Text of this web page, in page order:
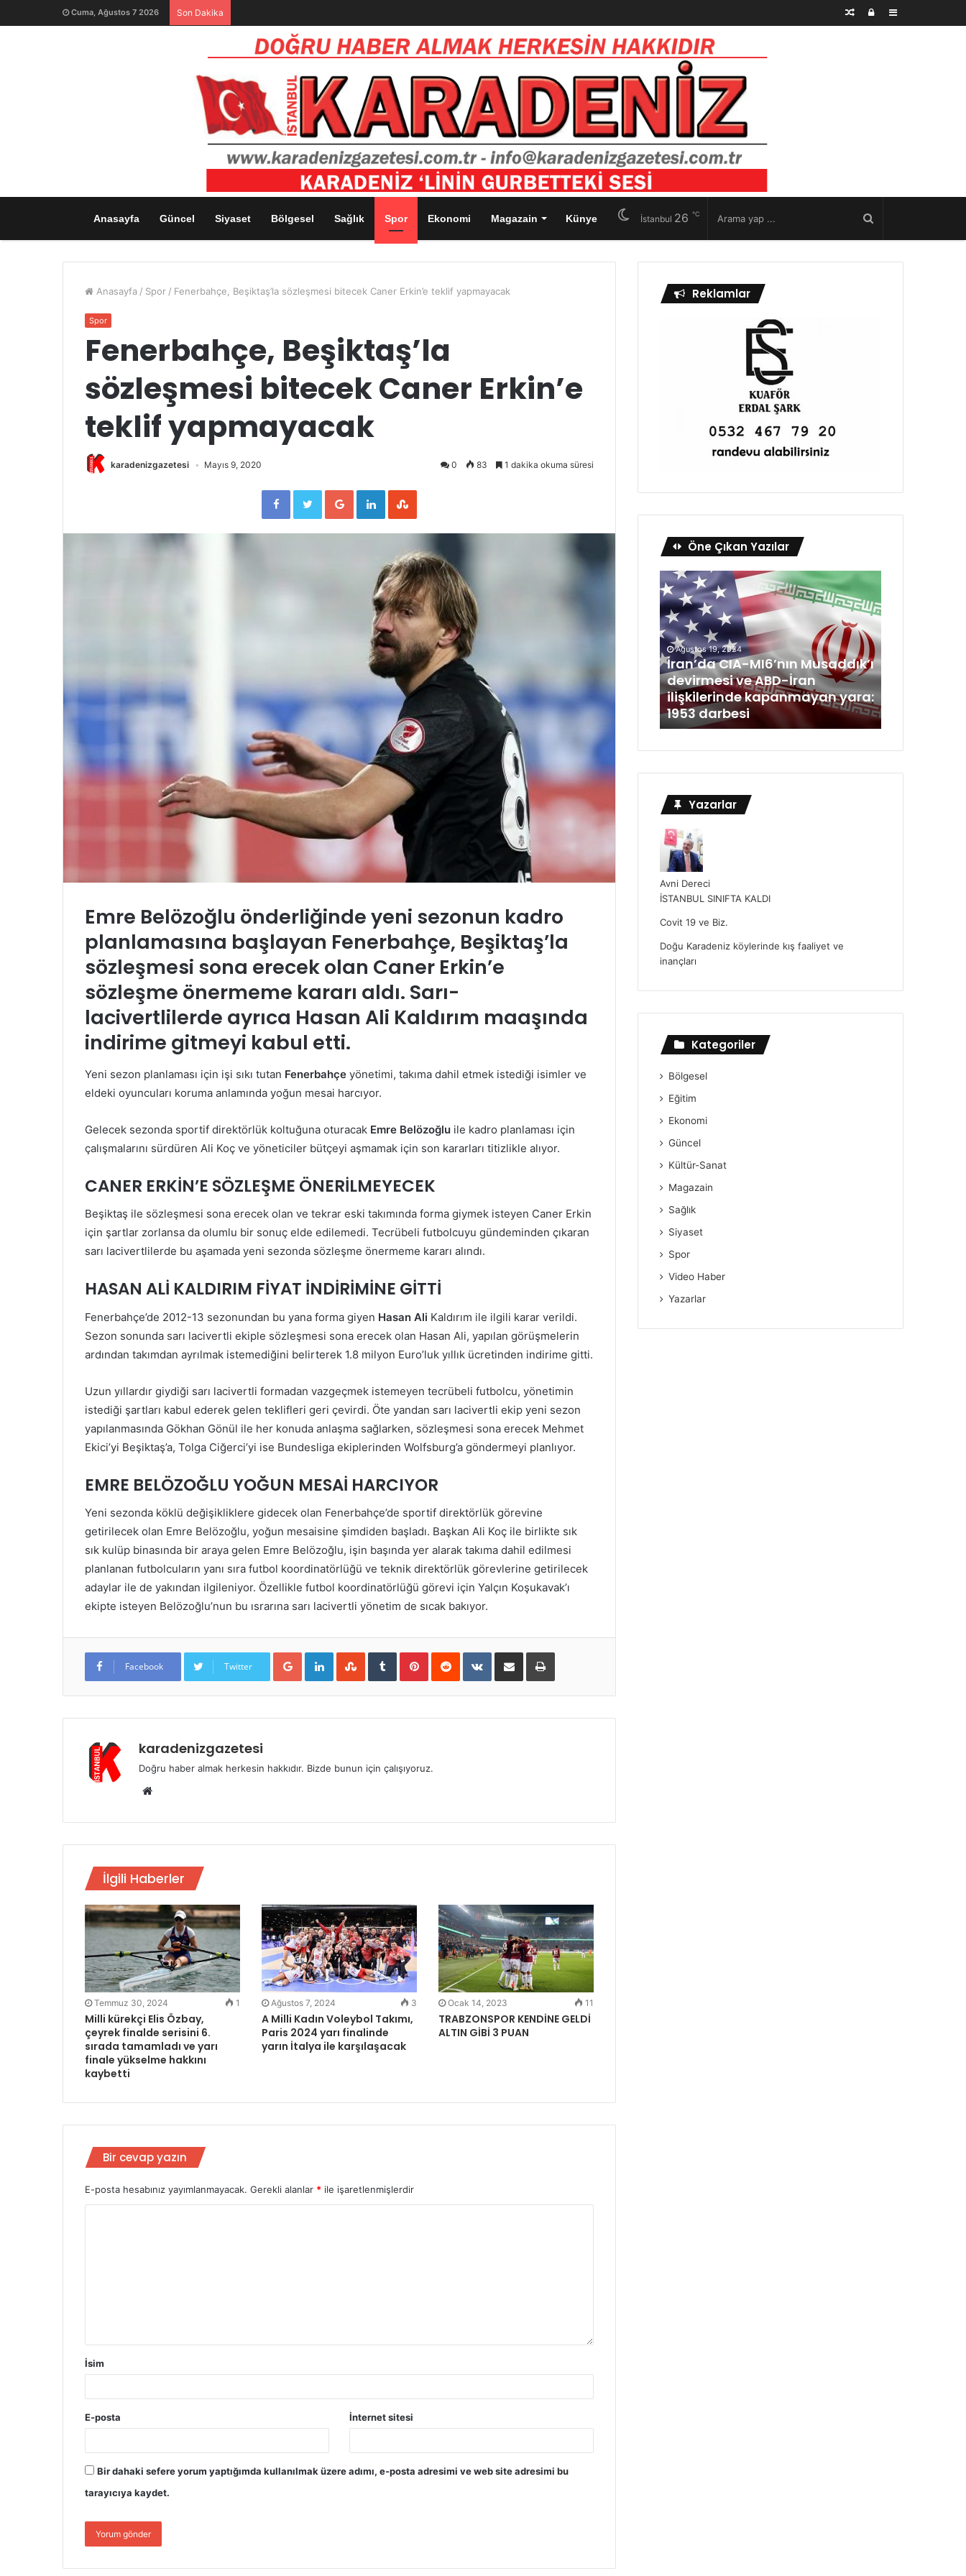
Cuma, Ağustos 7 2026 Son Dakika Kenar
Kayıt
Rastgele
Anasayfa Güncel Siyaset Bölgesel Sağlık Spor Ekonomi Magazain Künye İstanbul 26 ℃
Anasayfa / Spor / Fenerbahçe, Beşiktaş’la sözleşmesi bitecek Caner Erkin’e teklif yapmayacak
Spor
Fenerbahçe, Beşiktaş’la
sözleşmesi bitecek Caner Erkin’e
teklif yapmayacak
karadenizgazetesi Mayıs 9, 2020 0 83 1 dakika okuma süresi
FacebookTwitterGoogle+LinkedInStumbleUpon
Emre Belözoğlu önderliğinde yeni sezonun kadro
planlamasına başlayan Fenerbahçe, Beşiktaş’la
sözleşmesi sona erecek olan Caner Erkin’e
sözleşme önermeme kararı aldı. Sarı-
lacivertlilerde ayrıca Hasan Ali Kaldırım maaşında
indirime gitmeyi kabul etti.
Yeni sezon planlaması için işi sıkı tutan Fenerbahçe yönetimi, takıma dahil etmek istediği isimler ve
eldeki oyuncuları koruma anlamında yoğun mesai harcıyor.
Gelecek sezonda sportif direktörlük koltuğuna oturacak Emre Belözoğlu ile kadro planlaması için
çalışmalarını sürdüren Ali Koç ve yöneticiler bütçeyi aşmamak için son kararları titizlikle alıyor.
CANER ERKİN’E SÖZLEŞME ÖNERİLMEYECEK
Beşiktaş ile sözleşmesi sona erecek olan ve tekrar eski takımında forma giymek isteyen Caner Erkin
için şartlar zorlansa da olumlu bir sonuç elde edilemedi. Tecrübeli futbolcuyu gündeminden çıkaran
sarı lacivertlilerde bu aşamada yeni sezonda sözleşme önermeme kararı alındı.
HASAN ALİ KALDIRIM FİYAT İNDİRİMİNE GİTTİ
Fenerbahçe’de 2012-13 sezonundan bu yana forma giyen Hasan Ali Kaldırım ile ilgili karar verildi.
Sezon sonunda sarı lacivertli ekiple sözleşmesi sona erecek olan Hasan Ali, yapılan görüşmelerin
ardından takımdan ayrılmak istemediğini belirterek 1.8 milyon Euro’luk yıllık ücretinden indirime gitti.
Uzun yıllardır giydiği sarı lacivertli formadan vazgeçmek istemeyen tecrübeli futbolcu, yönetimin
istediği şartları kabul ederek gelen teklifleri geri çevirdi. Öte yandan sarı lacivertli ekip yeni sezon
yapılanmasında Gökhan Gönül ile her konuda anlaşma sağlarken, sözleşmesi sona erecek Mehmet
Ekici’yi Beşiktaş’a, Tolga Ciğerci’yi ise Bundesliga ekiplerinden Wolfsburg’a göndermeyi planlıyor.
EMRE BELÖZOĞLU YOĞUN MESAİ HARCIYOR
Yeni sezonda köklü değişikliklere gidecek olan Fenerbahçe’de sportif direktörlük görevine
getirilecek olan Emre Belözoğlu, yoğun mesaisine şimdiden başladı. Başkan Ali Koç ile birlikte sık
sık kulüp binasında bir araya gelen Emre Belözoğlu, işin başında yer alarak takıma dahil edilmesi
planlanan futbolcuların yanı sıra futbol koordinatörlüğü ve teknik direktörlük görevlerine getirilecek
adaylar ile de yakından ilgileniyor. Özellikle futbol koordinatörlüğü görevi için Yalçın Koşukavak’ı
ekipte isteyen Belözoğlu’nun bu ısrarına sarı lacivertli yönetim de sıcak bakıyor.
Facebook Twitter
Google+LinkedInStumbleUpon
TumblrPinterestReddit VKontakteE-Posta ile paylaş Yazdır
karadenizgazetesi
Doğru haber almak herkesin hakkıdır. Bizde bunun için çalışıyoruz.
Web
İlgili Haberler
Temmuz 30, 2024 1
Milli kürekçi Elis Özbay,
çeyrek finalde serisini 6.
sırada tamamladı ve yarı
finale yükselme hakkını
kaybetti
Ağustos 7, 2024 3
A Milli Kadın Voleybol Takımı,
Paris 2024 yarı finalinde
yarın İtalya ile karşılaşacak
Ocak 14, 2023 11
TRABZONSPOR KENDİNE GELDİ
ALTIN GİBİ 3 PUAN
Bir cevap yazın
E-posta hesabınız yayımlanmayacak. Gerekli alanlar * ile işaretlenmişlerdir
İsim
E-posta İnternet sitesi
Bir dahaki sefere yorum yaptığımda kullanılmak üzere adımı, e-posta adresimi ve web site adresimi bu
tarayıcıya kaydet.
Reklamlar
Öne Çıkan Yazılar
Ağustos 19, 2024
İran’da CIA-MI6’nın Musaddık’ı
devirmesi ve ABD-İran
ilişkilerinde kapanmayan yara:
1953 darbesi
Yazarlar
Avni Dereci
İSTANBUL SINIFTA KALDI
Covit 19 ve Biz.
Doğu Karadeniz köylerinde kış faaliyet ve
inançları
Kategoriler
Bölgesel
Eğitim
Ekonomi
Güncel
Kültür-Sanat
Magazain
Sağlık
Siyaset
Spor
Video Haber
Yazarlar